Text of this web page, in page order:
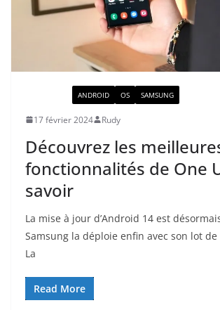
ANDROID OS SAMSUNG
17 février 2024 Rudy
Découvrez les
fonctionnalités de One
savoir
La mise à jour d’Android 14 est
Samsung la déploie enfin avec son lot
La
Read More